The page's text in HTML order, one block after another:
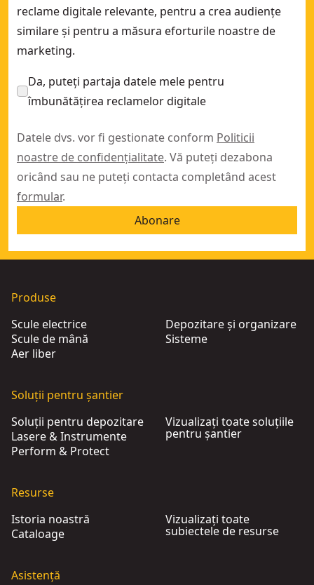
reclame digitale relevante, pentru a crea audiențe
similare și pentru a măsura eforturile noastre de
marketing.
Da, puteți partaja datele mele pentru
îmbunătățirea reclamelor digitale
Datele dvs. vor fi gestionate conform Politicii
noastre de confidențialitate. Vă puteți dezabona
oricând sau ne puteți contacta completând acest
formular.
Abonare
Produse
Scule electrice
Scule de mână
Aer liber
Depozitare și organizare
Sisteme
Soluții pentru șantier
Soluții pentru depozitare
Lasere & Instrumente
Perform & Protect
Vizualizați toate soluțiile
pentru șantier
Resurse
Istoria noastră
Cataloage
Vizualizați toate
subiectele de resurse
Asistență